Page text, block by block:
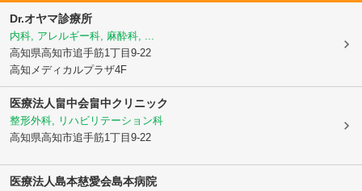
Dr.オヤマ診療所
内科, アレルギー科, 麻酔科, ...
高知県高知市追手筋1丁目9-22
高知メディカルプラザ4F
医療法人畠中会畠中クリニック
整形外科, リハビリテーション科
高知県高知市追手筋1丁目9-22
医療法人島本慈愛会島本病院